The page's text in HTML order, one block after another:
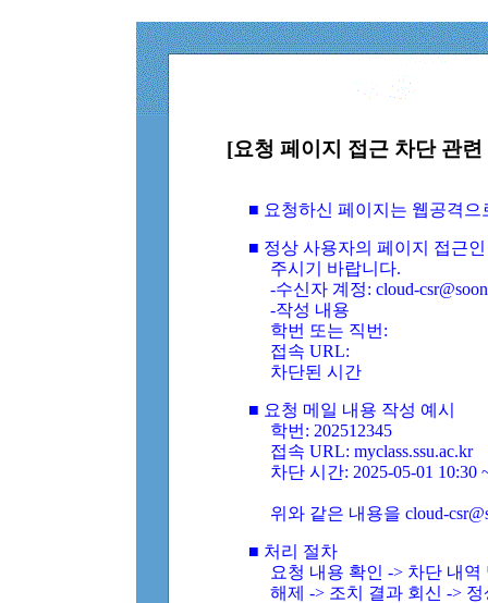
[요청 페이지 접근 차단 관
■ 요청하신 페이지는 웹공격
■ 정상 사용자의 페이지 접근
주시기 바랍니다.
-수신자 계정: cloud-
-작성 내용
학번 또는 직번:
접속 URL:
차단된 시간
■ 요청 메일 내용 작성 예시
학번: 202512345
접속 URL: myclass.ssu.ac.kr
차단 시간: 2025-05-01 10:30
위와 같은 내용을 cloud-
■ 처리 절차
요청 내용 확인 -> 차단 내
해제 -> 조치 결과 회신 ->